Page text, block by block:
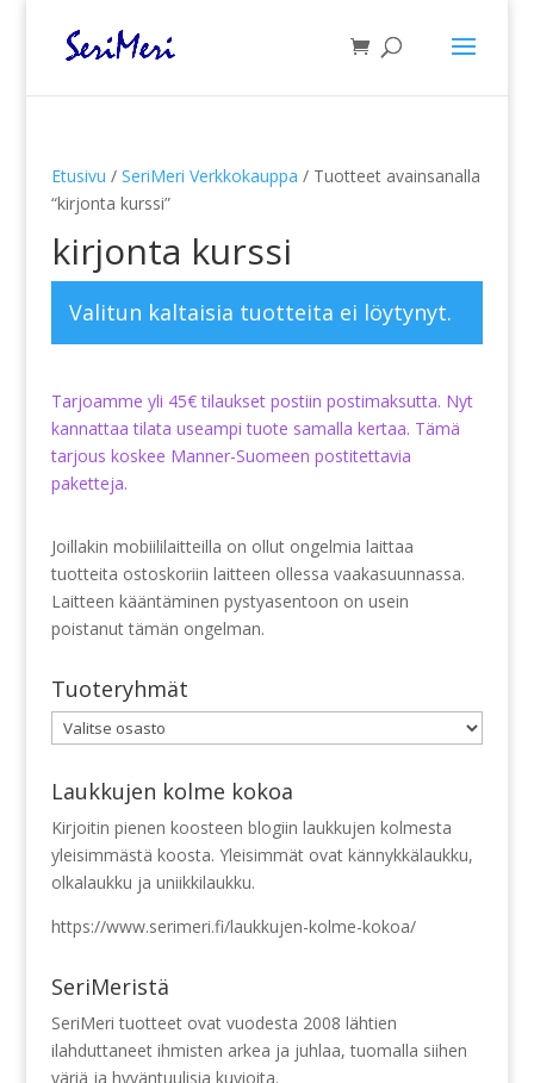
Etusivu / SeriMeri Verkkokauppa / Tuotteet avainsanalla
“kirjonta kurssi”
kirjonta kurssi
Valitun kaltaisia tuotteita ei löytynyt.
Tarjoamme yli 45€ tilaukset postiin postimaksutta. Nyt
kannattaa tilata useampi tuote samalla kertaa. Tämä
tarjous koskee Manner-Suomeen postitettavia
paketteja.
Joillakin mobiililaitteilla on ollut ongelmia laittaa
tuotteita ostoskoriin laitteen ollessa vaakasuunnassa.
Laitteen kääntäminen pystyasentoon on usein
poistanut tämän ongelman.
Tuoteryhmät
Laukkujen kolme kokoa
Kirjoitin pienen koosteen blogiin laukkujen kolmesta
yleisimmästä koosta. Yleisimmät ovat kännykkälaukku,
olkalaukku ja uniikkilaukku.
https://www.serimeri.fi/laukkujen-kolme-kokoa/
SeriMeristä
SeriMeri tuotteet ovat vuodesta 2008 lähtien
ilahduttaneet ihmisten arkea ja juhlaa, tuomalla siihen
väriä ja hyväntuulisia kuvioita.